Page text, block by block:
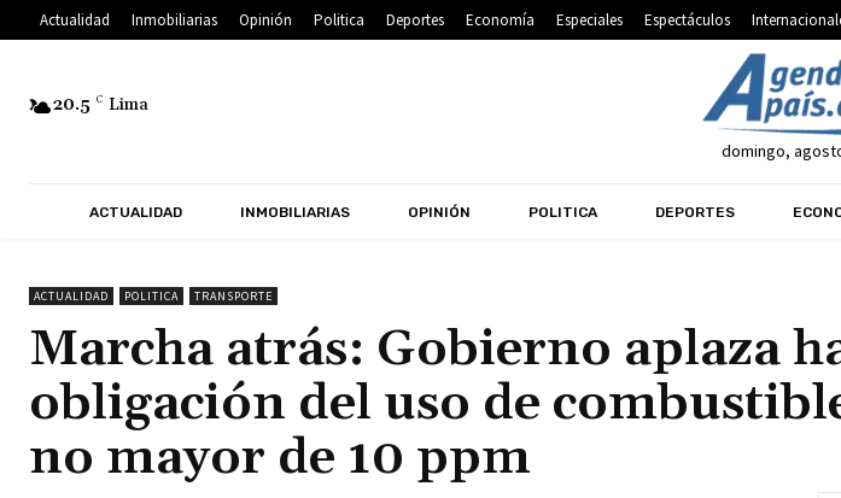
Actualidad Inmobiliarias Opinión Politica Deportes Economía Especiales Espectáculos
20.5 C Lima
domingo,
ACTUALIDAD INMOBILIARIAS OPINIÓN POLITICA DEPORTES
ACTUALIDAD POLITICA TRANSPORTE
Marcha atrás: Gobierno aplaza
obligación del uso de
no mayor de 10 ppm